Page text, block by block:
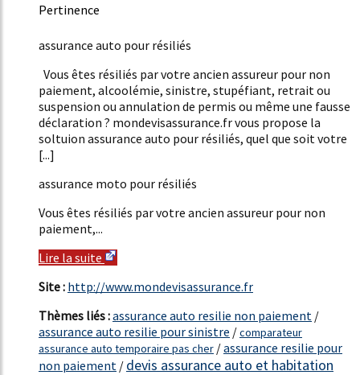
Pertinence
assurance auto pour résiliés
Vous êtes résiliés par votre ancien assureur pour non
paiement, alcoolémie, sinistre, stupéfiant, retrait ou
suspension ou annulation de permis ou même une fausse
déclaration ? mondevisassurance.fr vous propose la
soltuion assurance auto pour résiliés, quel que soit votre
[...]
assurance moto pour résiliés
Vous êtes résiliés par votre ancien assureur pour non
paiement,...
Lire la suite
Site : http://www.mondevisassurance.fr
Thèmes liés :assurance auto resilie non paiement /
assurance auto resilie pour sinistre /comparateur
assurance auto temporaire pas cher /assurance resilie pour
non paiement / devis assurance auto et habitation